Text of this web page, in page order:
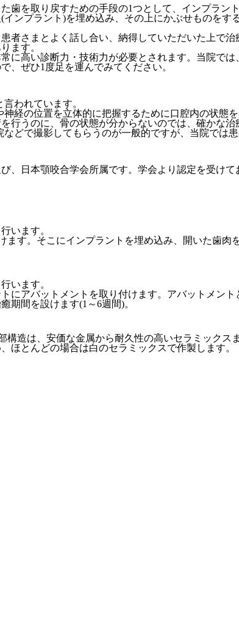
歯を取り戻すための手段の1つとして、インプラン
ンプラント)を埋め込み、その上にかぶせものを
者さまとよく話し合い、納得していただいた上で
ます。
に高い診断力・技術力が必要とされます。当院で
、ぜひ1度足を運んでみてください。
われています。
経の位置を立体的に把握するために口腔内の状態
行うのに、骨の状態が分からないのでは、確かな治
どで撮影してもらうのが一般的ですが、当院では
、日本顎咬合学会所属です。学会より認定を受け
います。
す。そこにインプラントを埋め込み、開いた歯
います。
にアバットメントを取り付けます。アバットメン
期間を設けます(1～6週間)。
構造は、安価な金属から耐久性の高いセラミック
ほとんどの場合は白のセラミックスで作製します。